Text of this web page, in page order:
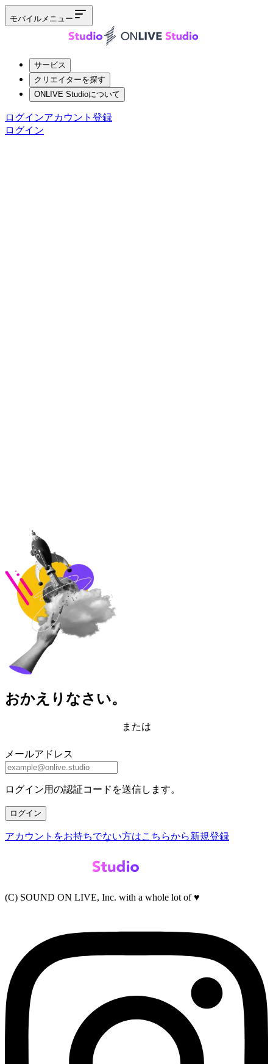
モバイルメニュー
サービス
クリエイターを探す
ONLIVE Studioについて
ログインアカウント登録
ログイン
おかえりなさい。
または
メールアドレス
ログイン用の認証コードを送信します。
ログイン
アカウントをお持ちでない方はこちらから新規登録
(C) SOUND ON LIVE, Inc. with a whole lot of ♥